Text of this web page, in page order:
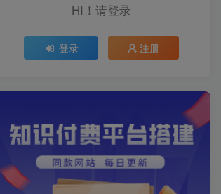
HI！请登录
登录 注册